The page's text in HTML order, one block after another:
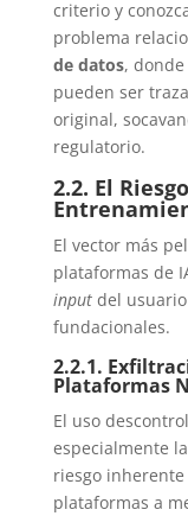
criterio y
problema
de datos,
pueden ser
original,
regulatorio.
2.2. El
El vector más
plataformas de
inputdel usuario
fundacionales.
2.2.1.
Plataformas
El uso
especialmente
riesgo
plataformas a